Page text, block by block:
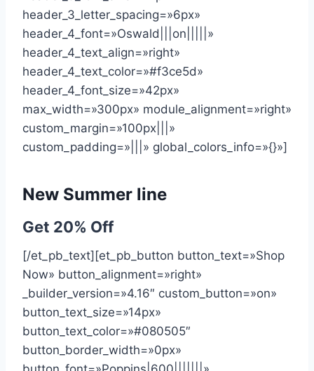
header_3_letter_spacing=»6px»
header_4_font=»Oswald|||on|||||»
header_4_text_align=»right»
header_4_text_color=»#f3ce5d»
header_4_font_size=»42px»
max_width=»300px» module_alignment=»right»
custom_margin=»100px|||»
custom_padding=»|||» global_colors_info=»{}»]
New Summer line
Get 20% Off
[/et_pb_text][et_pb_button button_text=»Shop
Now» button_alignment=»right»
_builder_version=»4.16″ custom_button=»on»
button_text_size=»14px»
button_text_color=»#080505″
button_border_width=»0px»